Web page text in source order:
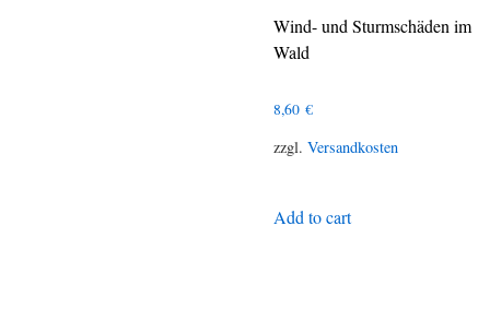
Wind- und Sturmschäden im
Wald
8,60 €
zzgl. Versandkosten
Add to cart